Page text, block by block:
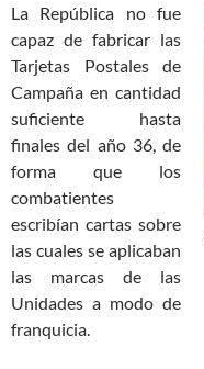
La República no fue
capaz de fabricar las
Tarjetas Postales de
Campaña en cantidad
suficiente hasta
finales del año 36, de
forma que los
combatientes
escribían cartas sobre
las cuales se aplicaban
las marcas de las
Unidades a modo de
franquicia.